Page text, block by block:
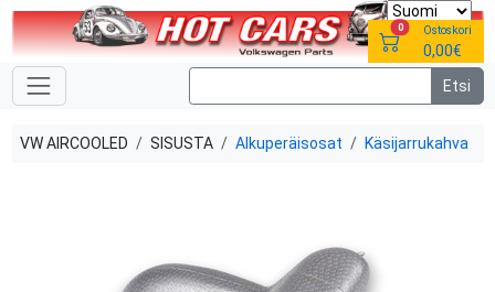
0 Ostoskori
0,00€
VW AIRCOOLED SISUSTA Alkuperäisosat Käsijarrukahva